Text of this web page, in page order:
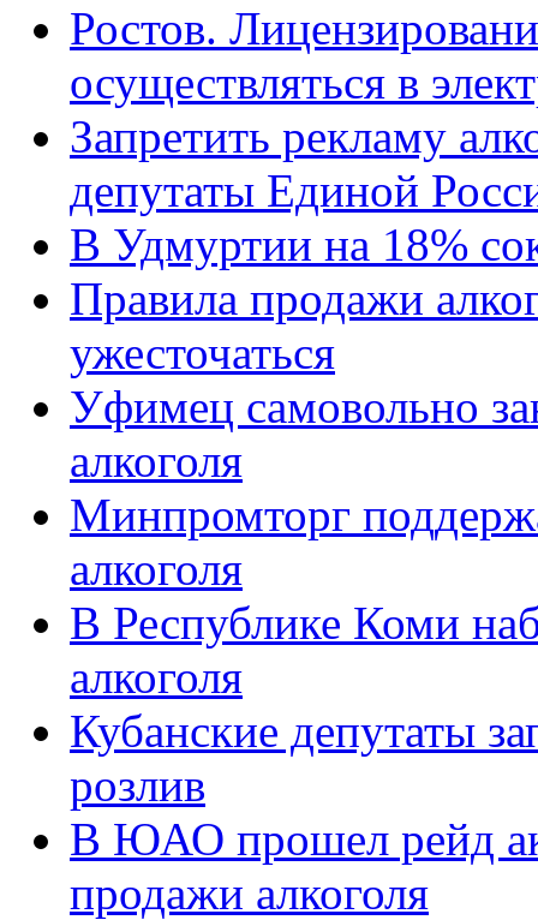
Ростов.
осуществляться в
Запретить рекламу
депутаты Единой
В Удмуртии на 18%
Правила продажи
ужесточаться
Уфимец самовольно
алкоголя
Минпромторг
алкоголя
В Республике Коми
алкоголя
Кубанские депутаты
розлив
В ЮАО прошел рейд
продажи алкоголя